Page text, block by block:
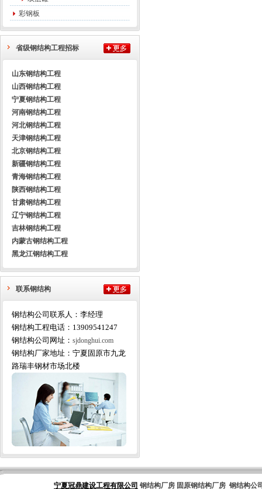
彩钢板
省级钢结构工程招标
山东钢结构工程
山西钢结构工程
宁夏钢结构工程
河南钢结构工程
河北钢结构工程
天津钢结构工程
北京钢结构工程
新疆钢结构工程
青海钢结构工程
陕西钢结构工程
甘肃钢结构工程
辽宁钢结构工程
吉林钢结构工程
内蒙古钢结构工程
黑龙江钢结构工程
联系钢结构
钢结构公司联系人：李经理
钢结构工程电话：13909541247
钢结构公司网址： sjdonghui.com
钢结构厂家地址：宁夏固原市九龙
路瑞丰钢材市场北楼
宁夏冠鼎建设工程有限公司 钢结构厂房 固原钢结构厂房 钢结构公